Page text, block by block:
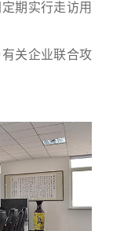
期实行走访用
关企业联合攻